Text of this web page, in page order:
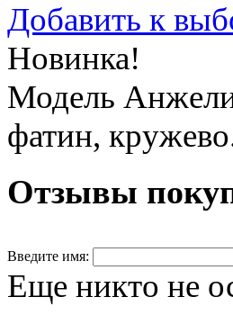
Добавить к
Новинка!
Модель
фатин,
Отзывы
Введите имя:
Еще никто не